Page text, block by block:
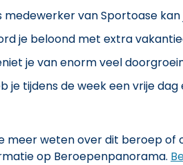
medewerker van Sportoase
je beloond met extra
je van enorm veel
je tijdens de week een vrije
meer weten over dit beroep of
op Beroepenpanorama.